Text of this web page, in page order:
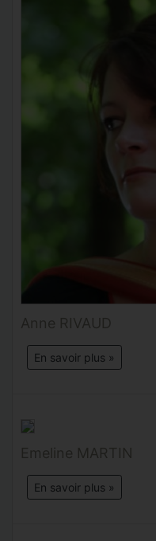
Anne RIVAUD
En savoir plus »
Emeline MARTIN
En savoir plus »